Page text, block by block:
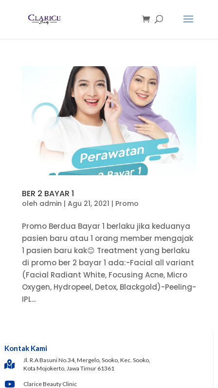
BER 2 BAYAR 1
oleh admin | Agu 21, 2021 | Promo
Promo Berdua Bayar 1 berlaku jika keduanya
pasien baru atau 1 orang member mengajak
1 pasien baru kak😊 Treatment yang berlaku
di promo ber 2 bayar 1 ada:-Facial all variant
(Facial Radiant White, Focusing Acne, Micro
Oxygen, Hydropeel, Detox, Blackgold)-Peeling-
IPL...
Kontak Kami
Jl. R.A Basuni No.34, Mergelo, Sooko, Kec. Sooko,
Kota Mojokerto, Jawa Timur 61361
Clarice Beauty Clinic